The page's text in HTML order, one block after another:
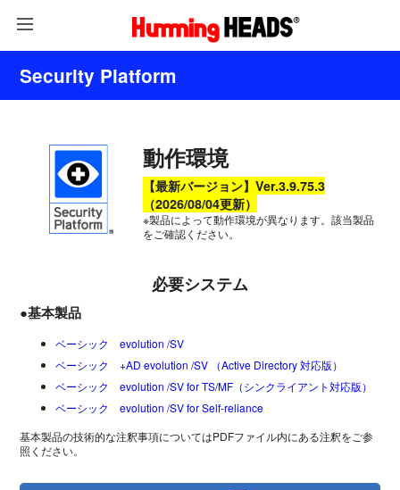
Security Platform
動作環境
【最新バージョン】 Ver.3.9.75.3
（2026/08/04更新）
※製品によって動作環境が異なります。該当製品
をご確認ください。
必要システム
●基本製品
ベーシック evolution /SV
ベーシック +AD evolution /SV （Active Directory 対応版）
ベーシック evolution /SV for TS/MF（シンクライアント対応版）
ベーシック evolution /SV for Self-reliance
基本製品の技術的な注釈事項についてはPDFファイル内にある注釈をご参
照ください。